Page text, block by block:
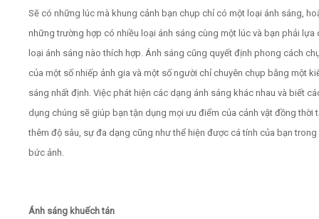
Kiến thức
Sẽ có những lúc mà khung cảnh bạn chụp chỉ có một loại ánh sáng,
những trường hợp có nhiều loại ánh sáng cùng một lúc và bạn phải lựa
loại ánh sáng nào thích hợp. Ánh sáng cũng quyết định phong cách
của một số nhiếp ảnh gia và một số người chỉ chuyên chụp bằng một
sáng nhất định. Việc phát hiện các dạng ánh sáng khác nhau và biết
dụng chúng sẽ giúp bạn tận dụng mọi ưu điểm của cảnh vật đồng thời
thêm độ sâu, sự đa dạng cũng như thể hiện được cá tính của bạn trong
bức ảnh.
Ánh sáng khuếch tán